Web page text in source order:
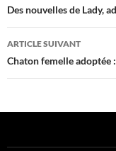
des
articles
Des nouvelles de Lady,
ARTICLE SUIVANT
Chaton femelle adoptée :